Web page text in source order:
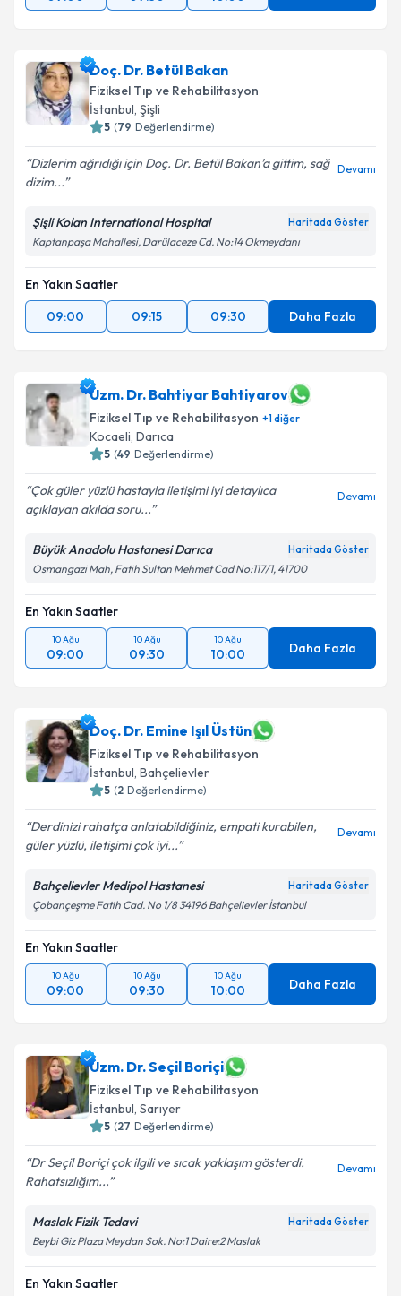
Doç. Dr. Betül Bakan
Fiziksel Tıp ve Rehabilitasyon
İstanbul, Şişli
5 (79 Değerlendirme)
Dizlerim ağrıdığı için Doç. Dr. Betül Bakan’a gittim, sağ
dizim...
Devamı
Şişli Kolan International Hospital Haritada Göster
Kaptanpaşa Mahallesi, Darülaceze Cd. No:14 Okmeydanı
En Yakın Saatler
09:00
09:15 09:30 Daha Fazla
Uzm. Dr. Bahtiyar Bahtiyarov
Fiziksel Tıp ve Rehabilitasyon +1diğer
Kocaeli, Darıca
5 (49 Değerlendirme)
Çok güler yüzlü hastayla iletişimi iyi detaylıca
açıklayan akılda soru...
Devamı
Büyük Anadolu Hastanesi Darıca Haritada Göster
Osmangazi Mah, Fatih Sultan Mehmet Cad No:117/1, 41700
En Yakın Saatler
10 Ağu
09:00
10 Ağu
09:30
10 Ağu
10:00 Daha Fazla
Doç. Dr. Emine Işıl Üstün
Fiziksel Tıp ve Rehabilitasyon
İstanbul, Bahçelievler
5 (2 Değerlendirme)
Derdinizi rahatça anlatabildiğiniz, empati kurabilen,
güler yüzlü, iletişimi çok iyi...
Devamı
Bahçelievler Medipol Hastanesi Haritada Göster
Çobançeşme Fatih Cad. No 1/8 34196 Bahçelievler İstanbul
En Yakın Saatler
10 Ağu
09:00
10 Ağu
09:30
10 Ağu
10:00 Daha Fazla
Uzm. Dr. Seçil Boriçi
Fiziksel Tıp ve Rehabilitasyon
İstanbul, Sarıyer
5 (27 Değerlendirme)
Dr Seçil Boriçi çok ilgili ve sıcak yaklaşım gösterdi.
Rahatsızlığım...
Devamı
Maslak Fizik Tedavi Haritada Göster
Beybi Giz Plaza Meydan Sok. No:1 Daire:2 Maslak
En Yakın Saatler